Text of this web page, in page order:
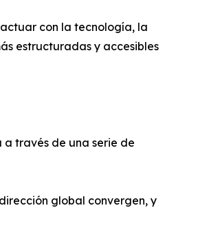
con la tecnología, la
estructuradas y accesibles
a través de una serie de
global convergen, y